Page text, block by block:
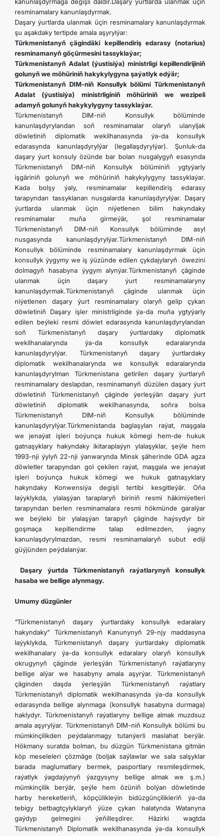
resminamalary kanunlaşdyrmak.
Daşary ýurtlarda ulanmak üçin resminamalary kanunlaşdyrmak
şu aşakdaky tertipde amala aşyrylýar:
Türkmenistanyň çägindäki kepillendiriş edarasy (notarius)
resminamanyň göçürmesini tassyklaýar;
Türkmenistanyň Adalat (ýustisiýa) ministrligi kepillendirijiniň
golunyň we möhüriniň hakykylygyna şaýatlyk edýär;
Türkmenistanyň DIM-niň Konsullyk bölümi Türkmenistanyň
Adalat (ýustisiýa) ministrliginiň möhüriniň we wezipeli
adamyň golunyň hakykylygyny tassyklaýar.
Türkmenistanyň DIM-niň Konsullyk bölüminde
kanunlaşdyrylandan soň resminamalar olaryň ulanyljak
döwletiniň diplomatik wekilhanasynda ýa-da konsullyk
edarasynda kanunlaşdyrylýar (legallaşdyrylýar). Şunluk-da
daşary ýurt konsuly özünde bar bolan nusgalygyň esasynda
Türkmenistanyň DIM-niň Konsullyk bölüminiň ygtyýarly
işgäriniň golunyň we möhüriniň hakykylygyny tassyklaýar.
Kada bolşy ýaly, resminamalar kepillendiriş edarasy
tarapyndan tassyklanan nusgalarda kanunlaşdyrylýar. Daşary
ýurtlarda ulanmak üçin niýetlenen bilim hakyndaky
resminamalar muňa girmeýär, şol resminamalar
Türkmenistanyň DIM-niň Konsullyk bölüminde asyl
nusgasynda kanunlaşdyrylýar.Türkmenistanyň DIM-niň
Konsullyk bölüminde resminamalary kanunlaşdyrmak üçin
konsullyk ýygymy we iş ýüzünde edilen çykdajylaryň öwezini
dolmagyň hasabyna ýygym alynýar.Türkmenistanyň çäginde
ulanmak üçin daşary ýurt resminamalaryny
kanunlaşdyrmak.Türkmenistanyň çäginde ulanmak üçin
niýetlenen daşary ýurt resminamalary olaryň gelip çykan
döwletiniň Daşary işler ministrliginde ýa-da muňa ygtyýarly
edilen beýleki resmi döwlet edarasynda kanunlaşdyrylandan
soň Türkmenistanyň daşary ýurtlardaky diplomatik
wekilhanalarynda ýa-da konsullyk edaralarynda
kanunlaşdyrylýar. Türkmenistanyň daşary ýurtlardaky
diplomatik wekilhanalarynda we konsullyk edaralarynda
kanunlaşdyrylman Türkmenistana getirilen daşary ýurtlaryň
resminamalary deslapdan, resminamanyň düzülen daşary ýurt
döwletiniň Türkmenistanyň çäginde ýerleşýän daşary ýurt
döwletiniň diplomatik wekilhanasynda, soňra bolsa
Türkmenistanyň DIM-niň Konsullyk bölüminde
kanunlaşdyrylýar.Türkmenistanda baglaşylan raýat, maşgala
we jenaýat işleri boýunça hukuk kömegi hem-de hukuk
gatnaşyklary hakyndaky ikitaraplaýyn ylalaşyklar, şeýle hem
1993-nji ýylyň 22-nji ýanwarynda Minsk şäherinde GDA agza
döwletler tarapyndan gol çekilen raýat, maşgala we jenaýat
işleri boýunça hukuk kömegi we hukuk gatnaşyklary
hakyndaky Konwensiýa degişli tertibi kesgitleýär. Oňa
laýyklykda, ylalaşýan taraplaryň biriniň resmi häkimiýetleri
tarapyndan berlen resminamalara resmi hökmünde garalýar
we beýleki bir ylalaşýan tarapyň çäginde haýsydyr bir
goşmaça kepillendirme talap edilmezden, ýagny
kanunlaşdyrylmazdan, resmi resminamalaryň subut ediji
güýjünden peýdalanýar.
Daşary ýurtda Türkmenistanyň raýatlarynyň konsullyk
hasaba we bellige alynmagy.
Umumy düzgünler
“Türkmenistanyň daşary ýurtlardaky konsullyk edaralary
hakyndaky” Türkmenistanyň Kanunynyň 29-njy maddasyna
laýyklykda, Türkmenistanyň daşary ýurtlardaky diplomatik
wekilhanalary ýa-da konsullyk edaralary olaryň konsullyk
okrugynyň çäginde ýerleşýän Türkmenistanyň raýatlaryny
bellige alýar we hasabyny amala aşyrýar. Türkmenistanyň
çäginden daşda ýerleşýän Türkmenistanyň raýatlary
Türkmenistanyň diplomatik wekilhanasynda ýa-da konsullyk
edarasynda bellige alynmaga (konsullyk hasabyna durmaga)
haklydyr. Türkmenistanyň raýatlaryny bellige almak muzdsuz
amala aşyrylýar. Türkmenistanyň DIM-niň Konsullyk bölümi bu
mümkinçilikden peýdalanmagy tutanýerli maslahat berýär.
Hökmany suratda bolman, bu düzgün Türkmenistana gitmän
köp meseleleri çözmäge (boljak saýlawlar we sala salşyklar
barada maglumatlary bermek, pasportlary resmileşdirmek,
raýatlyk ýagdaýynyň ýazgysyny bellige almak we ş.m.)
mümkinçilik berýär, şeýle hem özüniň bolýan döwletinde
harby hereketleriň, köpçülikleýin bidüzgünçilikleriň ýa-da
tebigy betbagtçylyklaryň ýüze çykan halatynda Watanyna
gaýdyp gelmegini ýeňilleşdirer. Häzirki wagtda
Türkmenistanyň Diplomatik wekilhanasynda ýa-da konsullyk